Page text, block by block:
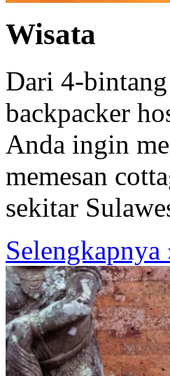
Wisata
Dari 4-
backpacker
Anda ingin
memesan
sekitar
Selengkapnya